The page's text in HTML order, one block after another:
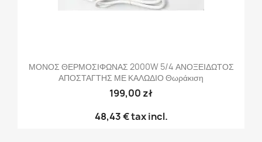
ΜΟΝΟΣ ΘΕΡΜΟΣΙΦΩΝΑΣ 2000W 5/4 ΑΝΟΞΕΙΔΩΤΟΣ
ΑΠΟΣΤΑΓΤΗΣ ΜΕ ΚΑΛΩΔΙΟ Θωράκιση
199,00 zł
48,43 €tax incl.